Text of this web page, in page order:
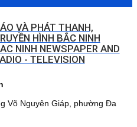
VÀ PHÁT THANH,
HÌNH BẮC NINH
NINH NEWSPAPER AND
- TELEVISION
Võ Nguyên Giáp, phường Đa